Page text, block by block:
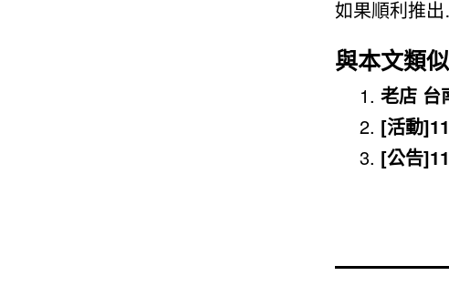
如果順利推
與本文類
老店 台
[活動
[公告